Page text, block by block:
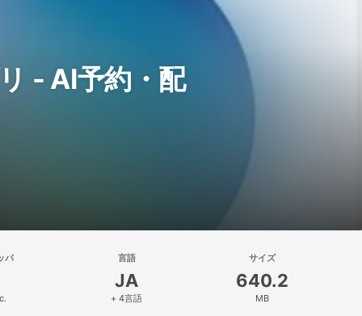
- AI予約・配
パ 言語
JA
+ 4言語
サイズ
640.2
MB